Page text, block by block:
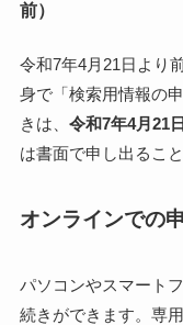
前）
令和7年4月21日より
身で「検索用情報の
きは、 令和7年4月21
は書面で申し出るこ
オンラインでの
パソコンやスマート
続きができます。専